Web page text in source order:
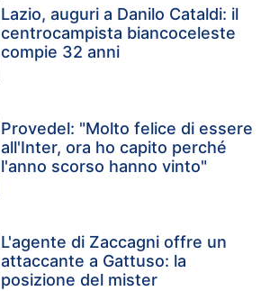
Lazio, auguri a Danilo Cataldi: il
centrocampista biancoceleste
compie 32 anni
Provedel: "Molto felice di essere
all'Inter, ora ho capito perché
l'anno scorso hanno vinto"
L'agente di Zaccagni offre un
attaccante a Gattuso: la
posizione del mister